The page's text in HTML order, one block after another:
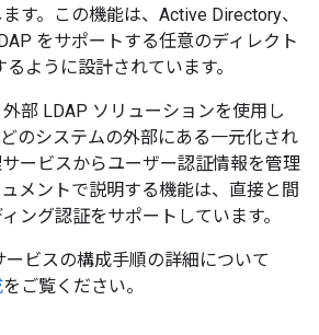
す。この機能は、Active Directory、
をサポートする任意のディレクト
ように設計されています。
部 LDAP ソリューションを使用し
のシステムの外部にある一元化され
ービスからユーザー認証情報を管理
メントで説明する機能は、直接と間
ング認証をサポートしています。
ビスの構成手順の詳細について
をご覧ください。